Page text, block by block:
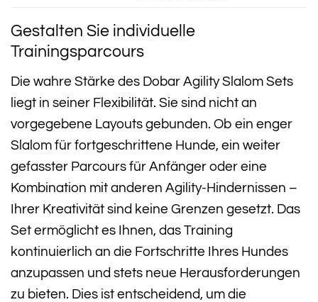
Gestalten Sie individuelle
Trainingsparcours
Die wahre Stärke des Dobar Agility Slalom Sets
liegt in seiner Flexibilität. Sie sind nicht an
vorgegebene Layouts gebunden. Ob ein enger
Slalom für fortgeschrittene Hunde, ein weiter
gefasster Parcours für Anfänger oder eine
Kombination mit anderen Agility-Hindernissen –
Ihrer Kreativität sind keine Grenzen gesetzt. Das
Set ermöglicht es Ihnen, das Training
kontinuierlich an die Fortschritte Ihres Hundes
anzupassen und stets neue Herausforderungen
zu bieten. Dies ist entscheidend, um die